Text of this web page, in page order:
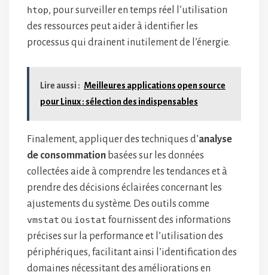
htop, pour surveiller en temps réel l’utilisation
des ressources peut aider à identifier les
processus qui drainent inutilement de l’énergie.
Lire aussi : Meilleures applications open source
pour Linux : sélection des indispensables
Finalement, appliquer des techniques d’analyse
de consommation basées sur les données
collectées aide à comprendre les tendances et à
prendre des décisions éclairées concernant les
ajustements du système. Des outils comme
vmstat ou iostat fournissent des informations
précises sur la performance et l’utilisation des
périphériques, facilitant ainsi l’identification des
domaines nécessitant des améliorations en